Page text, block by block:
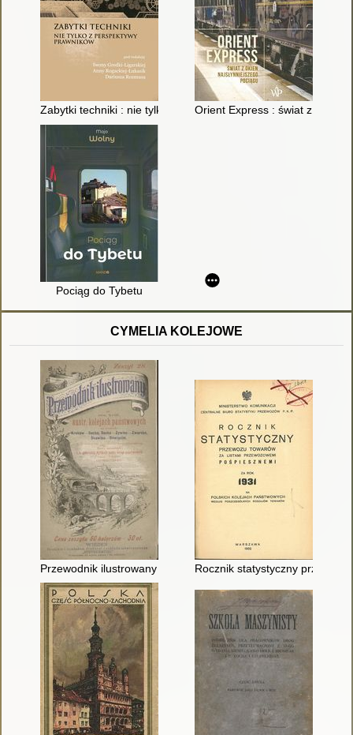
Zabytki techniki : nie tylko z perspektywy prawników
Orient Express : świat z okien
Pociąg do Tybetu
CYMELIA KOLEJOWE
Przewodnik ilustrowany po c.k. austr. kolejach państwowych
Rocznik statystyczny